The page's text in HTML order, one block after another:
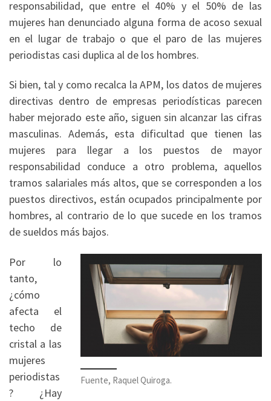
responsabilidad, que entre el 40% y el 50% de las
mujeres han denunciado alguna forma de acoso sexual
en el lugar de trabajo o que el paro de las mujeres
periodistas casi duplica al de los hombres.
Si bien, tal y como recalca la APM, los datos de mujeres
directivas dentro de empresas periodísticas parecen
haber mejorado este año, siguen sin alcanzar las cifras
masculinas. Además, esta dificultad que tienen las
mujeres para llegar a los puestos de mayor
responsabilidad conduce a otro problema, aquellos
tramos salariales más altos, que se corresponden a los
puestos directivos, están ocupados principalmente por
hombres, al contrario de lo que sucede en los tramos
de sueldos más bajos.
Fuente, Raquel Quiroga.
Por lo
tanto,
¿cómo
afecta el
techo de
cristal a las
mujeres
periodistas
? ¿Hay